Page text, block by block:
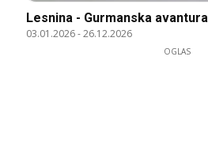
Lesnina - Gurmanska avantura
03.01.2026-26.12.2026
OGLAS